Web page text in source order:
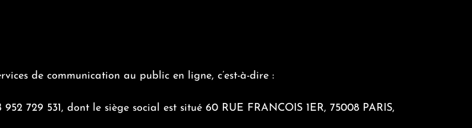
de communication au public en ligne, c’est-à-dire :
729 531, dont le siège social est situé 60 RUE FRANCOIS 1ER, 75008 PARIS,